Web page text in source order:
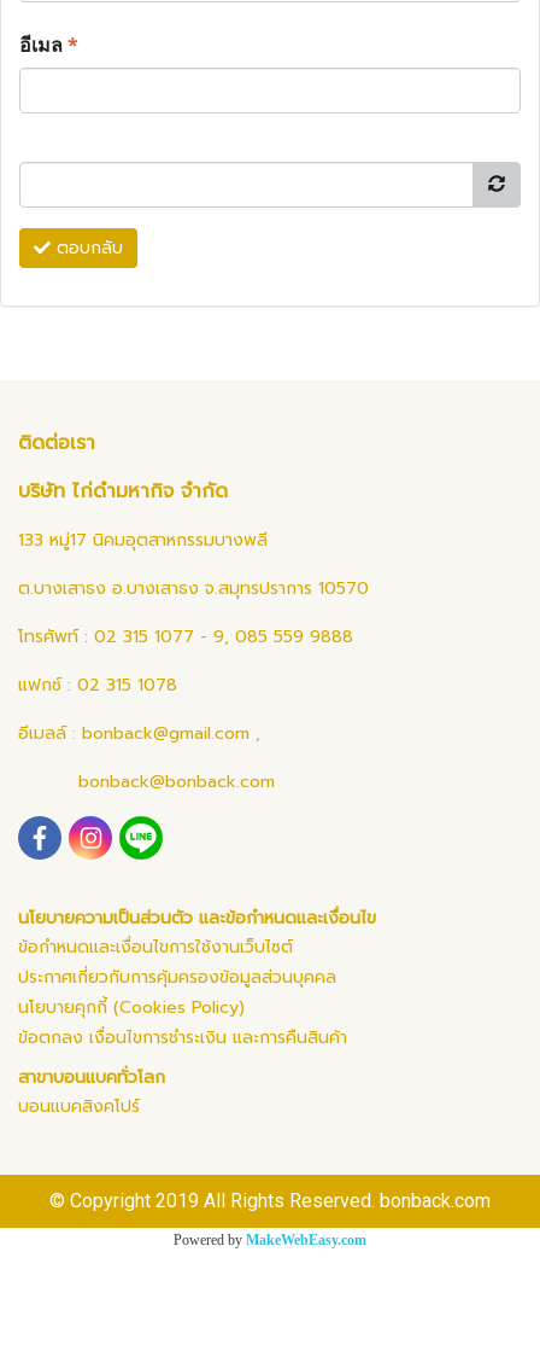
อีเมล*
ตอบกลับ
ติดต่อเรา
บริษัท ไก่ดำมหากิจ จำกัด
133 หมู่17 นิคมอุตสาหกรรมบางพลี
ต.บางเสาธง อ.บางเสาธง จ.สมุทรปราการ 10570
โทรศัพท์ : 02 315 1077 - 9, 085 559 9888
แฟกซ์ : 02 315 1078
อีเมลล์ : bonback@gmail.com ,
bonback@bonback.com
นโยบายความเป็นส่วนตัว และข้อกำหนดและเงื่อนไข
ข้อกำหนดและเงื่อนไขการใช้งานเว็บไซต์
ประกาศเกี่ยวกับการคุ้มครองข้อมูลส่วนบุคคล
นโยบายคุกกี้ (Cookies Policy)
ข้อตกลง เงื่อนไขการชำระเงิน และการคืนสินค้า
สาขาบอนแบคทั่วโลก
บอนแบคสิงคโปร์
© Copyright 2019 All Rights Reserved. bonback.com
Powered by MakeWebEasy.com